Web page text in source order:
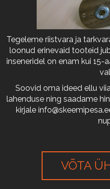
Tegeleme riistvara ja
loonud erinevaid tooteid
inseneridel on enam kui
Soovid oma ideed ellu
lahenduse ning saadame
kirjale
VÕTA